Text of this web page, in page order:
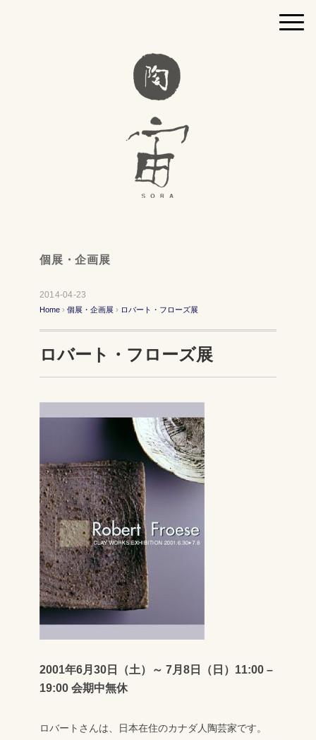
個展・企画展
2014-04-23
Home › 個展・企画展 › ロバート・フローズ展
ロバート・フローズ展
2001年6月30日（土）～ 7月8日（日）11:00 –
19:00 会期中無休
ロバートさんは、日本在住のカナダ人陶芸家です。